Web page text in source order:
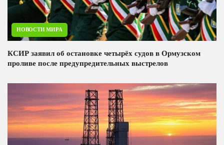
НОВОСТИ МИРА
КСИР заявил об остановке четырёх судов в Ормузском
проливе после предупредительных выстрелов